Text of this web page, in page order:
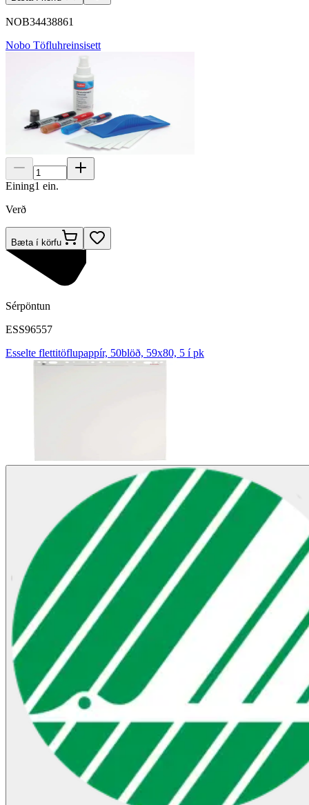
NOB34438861
Nobo Töfluhreinsisett
Eining1 ein.
Verð
Bæta í körfu
Sérpöntun
ESS96557
Esselte flettitöflupappír, 50blöð, 59x80, 5 í pk